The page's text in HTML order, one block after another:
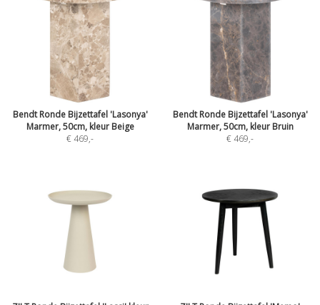
Bendt Ronde Bijzettafel 'Lasonya'
Marmer, 50cm, kleur Beige
€ 469,-
Bendt Ronde Bijzettafel 'Lasonya'
Marmer, 50cm, kleur Bruin
€ 469,-